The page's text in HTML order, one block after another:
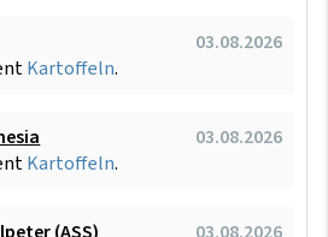
03.08.2026
Kartoffeln.
03.08.2026
Kartoffeln.